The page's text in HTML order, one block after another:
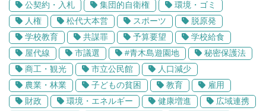
公契約・入札
集団的自衛権
環境・ゴミ
人権
松代大本営 スポーツ
脱原発
学校教育
共謀罪 予算要望
学校給食
屋代線
市議選 #青木島遊園地
秘密保護法
商工・観光
市立公民館
人口減少
農業・林業
子どもの貧困 教育
雇用
財政
環境・エネルギー 健康増進
広域連携